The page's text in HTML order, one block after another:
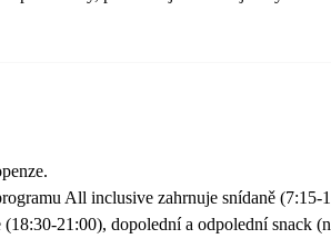
All inclusive zahrnuje snídaně (7:15-
(18:30-21:00), dopolední a odpolední snack